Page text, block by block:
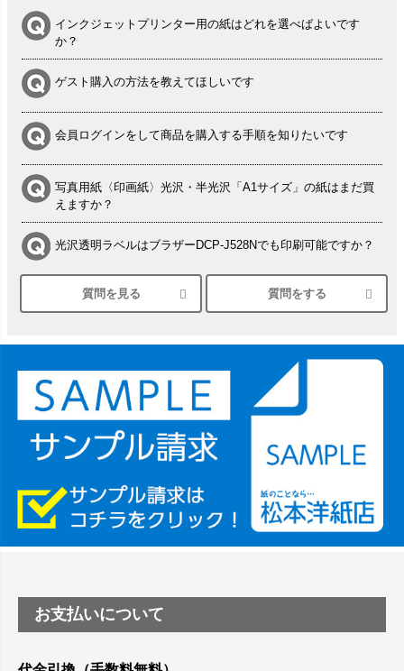
インクジェットプリンター用の紙はどれを選べばよいです
か？
ゲスト購入の方法を教えてほしいです
会員ログインをして商品を購入する手順を知りたいです
写真用紙〈印画紙〉光沢・半光沢「A1サイズ」の紙はまだ買
えますか？
光沢透明ラベルはブラザーDCP-J528Nでも印刷可能ですか？
シルバーペーパーにEPSON EP-30VAで印刷するときの設定
は？
ーSC-P8050に対応してますか
塩ビのロール紙で離型紙が透明の商品はありますか
つや消し半透明ラベルのロールタイプはありますか？
縦420mm×横650mmの包装紙に適した紙はありますか？
質問を見る 質問をする
お支払いについて